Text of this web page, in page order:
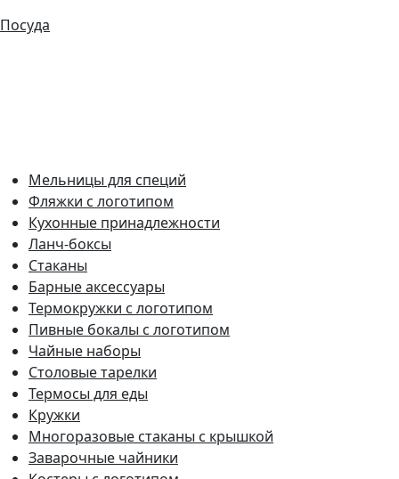
Посуда
Мельницы для специй
Фляжки с логотипом
Кухонные принадлежности
Ланч-боксы
Стаканы
Барные аксессуары
Термокружки с логотипом
Пивные бокалы с логотипом
Чайные наборы
Столовые тарелки
Термосы для еды
Кружки
Многоразовые стаканы с крышкой
Заварочные чайники